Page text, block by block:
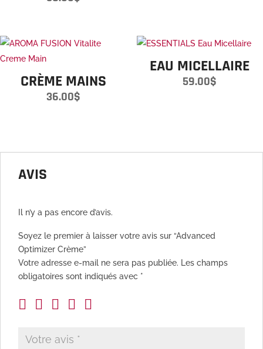
CRÈME MAINS
36.00$
EAU MICELLAIRE
59.00$
AVIS
Il n’y a pas encore d’avis.
Soyez le premier à laisser votre avis sur “Advanced
Optimizer Crème”
Votre adresse e-mail ne sera pas publiée.
Les champs
obligatoires sont indiqués avec *